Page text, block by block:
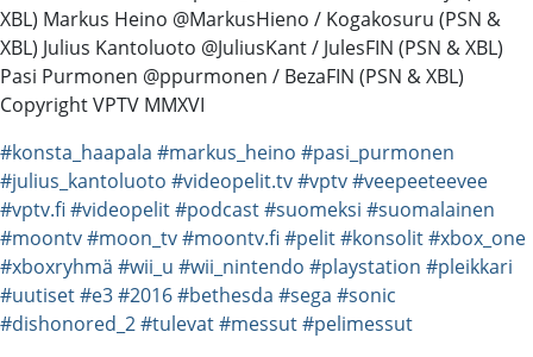
XBL) Markus Heino @MarkusHieno / Kogakosuru (PSN &
XBL) Julius Kantoluoto @JuliusKant / JulesFIN (PSN & XBL)
Pasi Purmonen @ppurmonen / BezaFIN (PSN & XBL)
Copyright VPTV MMXVI
#konsta_haapala #markus_heino #pasi_purmonen
#julius_kantoluoto #videopelit.tv#vptv#veepeeteevee
#vptv.fi #videopelit#podcast#suomeksi #suomalainen
#moontv#moon_tv#moontv.fi #pelit#konsolit#xbox_one
#xboxryhmä #wii_u #wii_nintendo #playstation #pleikkari
#uutiset#e3#2016#bethesda #sega #sonic
#dishonored_2#tulevat#messut#pelimessut